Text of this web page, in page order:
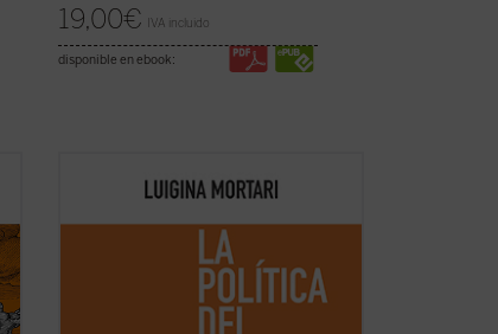
19,00€ IVA incluido
disponible en ebook:
Cuando las actividades esenciales del
alimenta la vida, las que reparan
situaciones difíciles, las que construyen
mundos— no reciben el debido
reconocimiento, la política se marchita,
(ver ficha)